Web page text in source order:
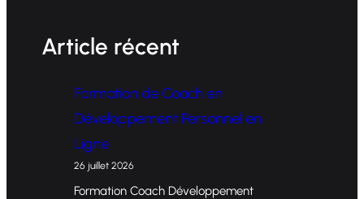
Article récent
Formation de Coach en
Développement Personnel en
Ligne
26 juillet 2026
Formation Coach Développement